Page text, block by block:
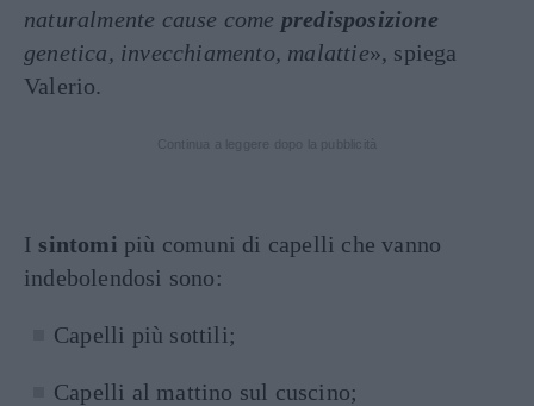
naturalmente cause come predisposizione
genetica, invecchiamento, malattie», spiega
Valerio.
I sintomi più comuni di capelli che vanno
indebolendosi sono:
Capelli più sottili;
Capelli al mattino sul cuscino;